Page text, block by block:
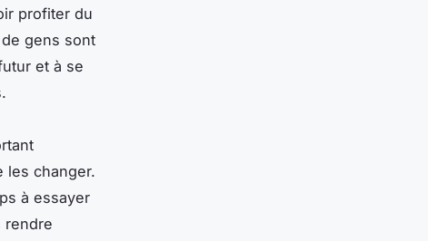
profiter du
gens sont
et à se
les changer.
à essayer
rendre